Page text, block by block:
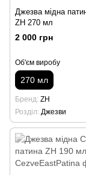
Джезва мідна
ZH 270 мл
2 000 грн
Об'єм виробу
270 мл
Бренд ZH
Розділ Джезви